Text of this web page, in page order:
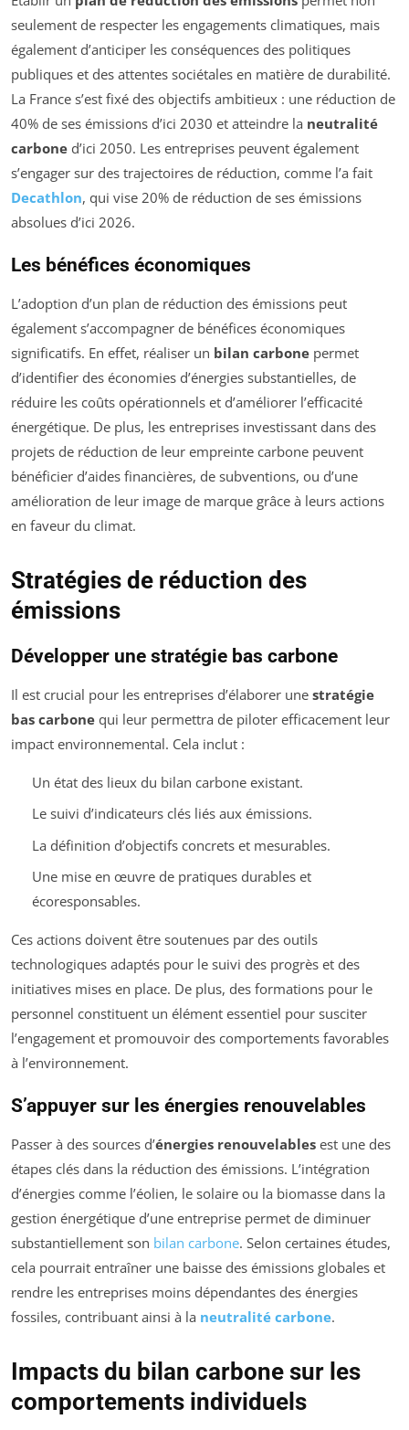
seulement de respecter les engagements climatiques, mais
également d’anticiper les conséquences des politiques
publiques et des attentes sociétales en matière de durabilité.
La France s’est fixé des objectifs ambitieux : une réduction de
40% de ses émissions d’ici 2030 et atteindre la neutralité
carbone d’ici 2050. Les entreprises peuvent également
s’engager sur des trajectoires de réduction, comme l’a fait
Decathlon, qui vise 20% de réduction de ses émissions
absolues d’ici 2026.
Les bénéfices économiques
L’adoption d’un plan de réduction des émissions peut
également s’accompagner de bénéfices économiques
significatifs. En effet, réaliser un bilan carbone permet
d’identifier des économies d’énergies substantielles, de
réduire les coûts opérationnels et d’améliorer l’efficacité
énergétique. De plus, les entreprises investissant dans des
projets de réduction de leur empreinte carbone peuvent
bénéficier d’aides financières, de subventions, ou d’une
amélioration de leur image de marque grâce à leurs actions
en faveur du climat.
Stratégies de réduction des
émissions
Développer une stratégie bas carbone
Il est crucial pour les entreprises d’élaborer une stratégie
bas carbone qui leur permettra de piloter efficacement leur
impact environnemental. Cela inclut :
Un état des lieux du bilan carbone existant.
Le suivi d’indicateurs clés liés aux émissions.
La définition d’objectifs concrets et mesurables.
Une mise en œuvre de pratiques durables et
écoresponsables.
Ces actions doivent être soutenues par des outils
technologiques adaptés pour le suivi des progrès et des
initiatives mises en place. De plus, des formations pour le
personnel constituent un élément essentiel pour susciter
l’engagement et promouvoir des comportements favorables
à l’environnement.
S’appuyer sur les énergies renouvelables
Passer à des sources d’énergies renouvelables est une des
étapes clés dans la réduction des émissions. L’intégration
d’énergies comme l’éolien, le solaire ou la biomasse dans la
gestion énergétique d’une entreprise permet de diminuer
substantiellement son bilan carbone. Selon certaines études,
cela pourrait entraîner une baisse des émissions globales et
rendre les entreprises moins dépendantes des énergies
fossiles, contribuant ainsi à la neutralité carbone.
Impacts du bilan carbone sur les
comportements individuels